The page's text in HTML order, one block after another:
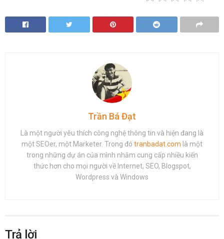
Trần Bá Đạt
Là một người yêu thích công nghệ thông tin và hiện đang là
một SEOer, một Marketer. Trong đó tranbadat.com là một
trong những dự án của mình nhằm cung cấp nhiều kiến
thức hơn cho mọi người về Internet, SEO, Blogspot,
Wordpress và Windows
Trả lời